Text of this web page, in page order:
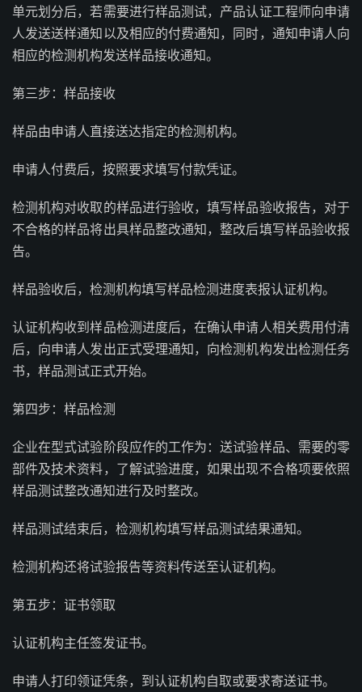
单元划分后，若需要进行样品测试，产品认证工程师向申请
人发送送样通知以及相应的付费通知，同时，通知申请人向
相应的检测机构发送样品接收通知。
第三步：样品接收
样品由申请人直接送达指定的检测机构。
申请人付费后，按照要求填写付款凭证。
检测机构对收取的样品进行验收，填写样品验收报告，对于
不合格的样品将出具样品整改通知，整改后填写样品验收报
告。
样品验收后，检测机构填写样品检测进度表报认证机构。
认证机构收到样品检测进度后，在确认申请人相关费用付清
后，向申请人发出正式受理通知，向检测机构发出检测任务
书，样品测试正式开始。
第四步：样品检测
企业在型式试验阶段应作的工作为：送试验样品、需要的零
部件及技术资料，了解试验进度，如果出现不合格项要依照
样品测试整改通知进行及时整改。
样品测试结束后，检测机构填写样品测试结果通知。
检测机构还将试验报告等资料传送至认证机构。
第五步：证书领取
认证机构主任签发证书。
申请人打印领证凭条，到认证机构自取或要求寄送证书。